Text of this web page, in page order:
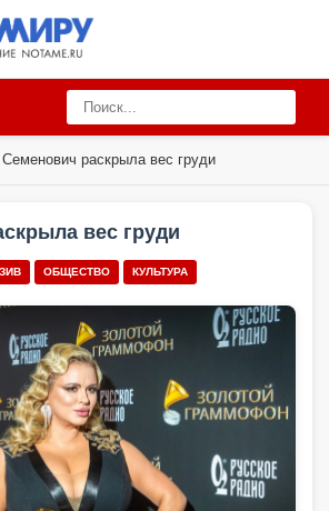
Семенович раскрыла вес груди
вес груди
ОБЩЕСТВО КУЛЬТУРА